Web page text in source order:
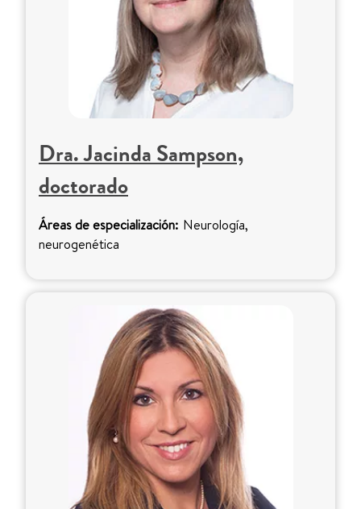
Dra. Jacinda Sampson,
doctorado
Áreas de especialización: Neurología,
neurogenética